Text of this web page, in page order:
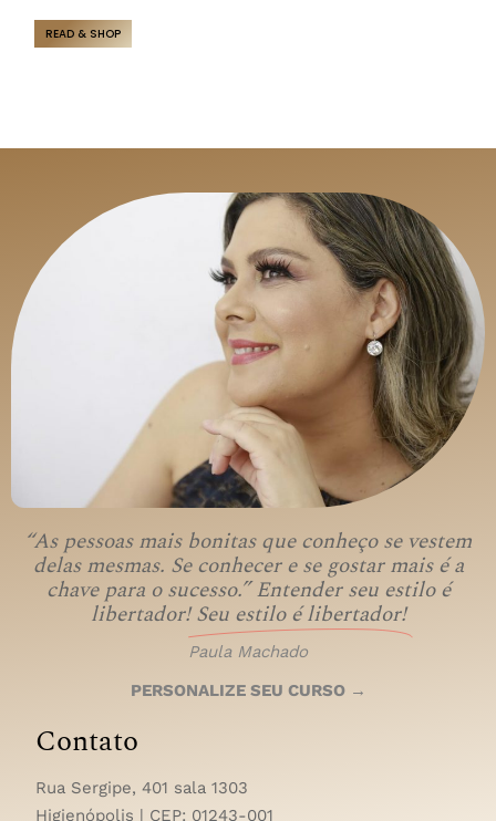
READ & SHOP
“As pessoas mais bonitas que conheço se vestem
delas mesmas. Se conhecer e se gostar mais é a
chave para o sucesso.” Entender seu estilo é
libertador! Seu estilo é libertador!
Paula Machado
PERSONALIZE SEU CURSO →
Contato
Rua Sergipe, 401 sala 1303
Higienópolis | CEP: 01243-001